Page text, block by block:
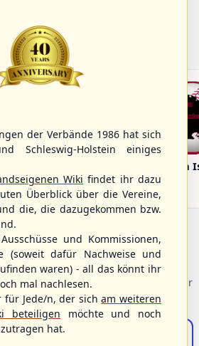
Fehmarn
– wählen Sie einen Einstieg für
der Verbände 1986 hat sich
Schleswig-Holstein einiges
Wiki findet ihr dazu
Überblick über die Vereine,
die, die dazugekommen bzw.
und Kommissionen,
(soweit dafür Nachweise und
waren) - all das könnt ihr
mal nachlesen.
für Jede/n, der sicham weiteren
beteiligen möchte und noch
hat.